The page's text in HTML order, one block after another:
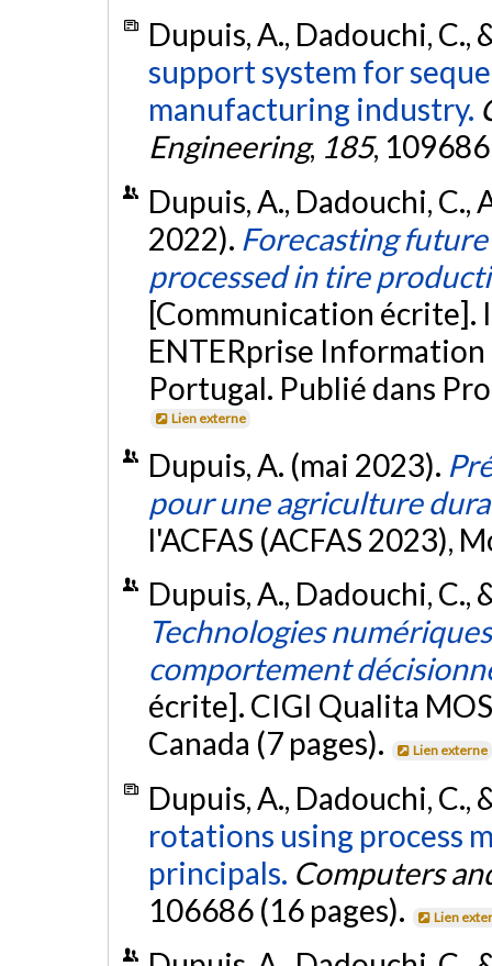
Dupuis, A., Dadouchi, C.,
support system for
manufacturing industry.
Engineering, 185,
Dupuis, A., Dadouchi, C.,
2022). Forecasting
processed in tire
[Communication écrite].
ENTERprise Information
Portugal. Publié dans
Lien externe
Dupuis, A. (mai 2023).
pour une agriculture
l'ACFAS (ACFAS 2023),
Dupuis, A., Dadouchi, C.,
Technologies
comportement
écrite]. CIGI Qualita
Canada (7 pages).
Lien externe
Dupuis, A., Dadouchi, C.,
rotations using process
principals. Computers
106686 (16 pages).
Lien